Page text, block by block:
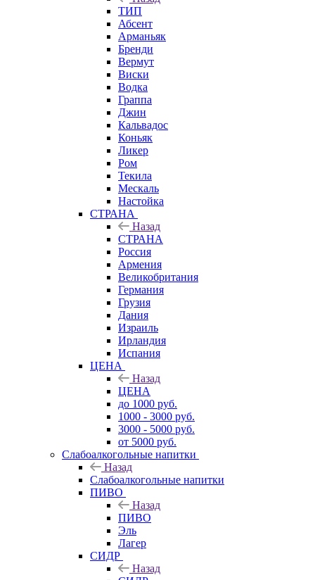
ТИП
Абсент
Арманьяк
Бренди
Вермут
Виски
Водка
Граппа
Джин
Кальвадос
Коньяк
Ликер
Ром
Текила
Мескаль
Настойка
СТРАНА
Назад
СТРАНА
Россия
Армения
Великобритания
Германия
Грузия
Дания
Израиль
Ирландия
Испания
ЦЕНА
Назад
ЦЕНА
до 1000 руб.
1000 - 3000 руб.
3000 - 5000 руб.
от 5000 руб.
Слабоалкогольные напитки
Назад
Слабоалкогольные напитки
ПИВО
Назад
ПИВО
Эль
Лагер
СИДР
Назад